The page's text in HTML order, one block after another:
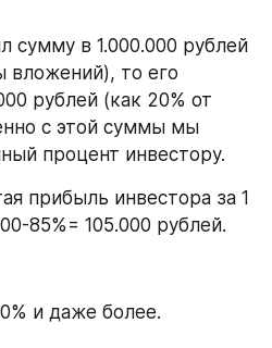
сумму в 1.000.000 рублей
вложений), то его
рублей (как 20% от
с этой суммы мы
процент инвестору.
прибыль инвестора за 1
85%= 105.000 рублей.
и даже более.